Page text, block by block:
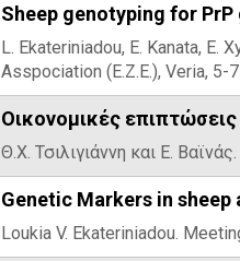
Sheep genotyping for
L. Ekateriniadou, E. Kanata, E.
Asspociation (Ε.Ζ.Ε.), Veria, 5-
Οικονομικές
Θ.Χ. Τσιλιγιάννη και Ε.
Genetic Markers in sheep
Loukia V. Ekateriniadou.